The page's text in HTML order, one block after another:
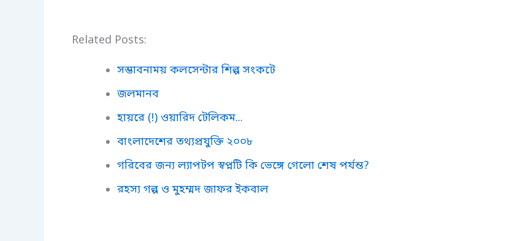
Related Posts:
সম্ভাবনাময় কলসেন্টার শিল্প সংকটে
জলমানব
হায়রে (!) ওয়ারিদ টেলিকম...
বাংলাদেশের তথ্যপ্রযুক্তি ২০০৮
গরিবের জন্য ল্যাপটপ স্বপ্নটি কি ভেঙ্গে গেলো শেষ পর্যন্ত?
রহস্য গল্প ও মুহম্মদ জাফর ইকবাল